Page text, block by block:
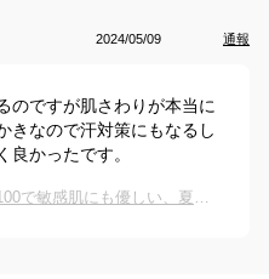
2024/05/09 通報
のですが肌さわりが本当に
きなので汗対策にもなるし
良かったです。
レディース汗取りインナー｜綿100で敏感肌にも優しい、夏の汗ジミ防止インナーのおすすめは？